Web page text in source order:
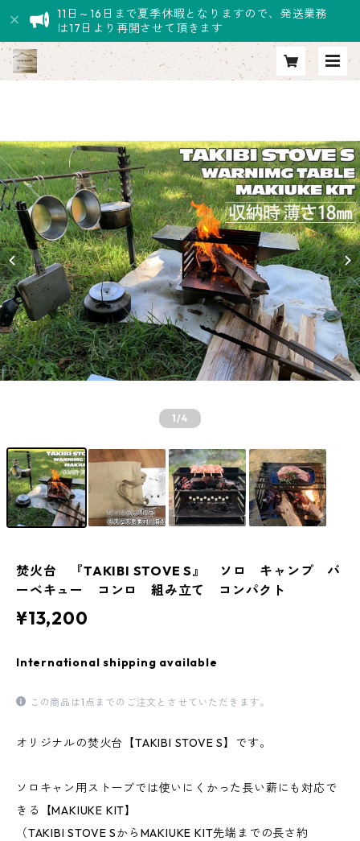
11日～16日まで夏季休暇となりますので、発送業務
は17日より再開させて頂きます
1/4
焚火台 『TAKIBI STOVE S』 ソロ キャンプ バ
ーベキュー コンロ 組み立て コンパクト
¥13,200
International shipping available
この商品は1点までのご注文とさせていただきます。
オリジナルの焚火台【TAKIBI STOVE S】です。
ソロキャン用ストーブでは使いにくかった長い薪にも対応で
きる【MAKIUKE KIT】
（TAKIBI STOVE SからMAKIUKE KIT先端までの長さ約